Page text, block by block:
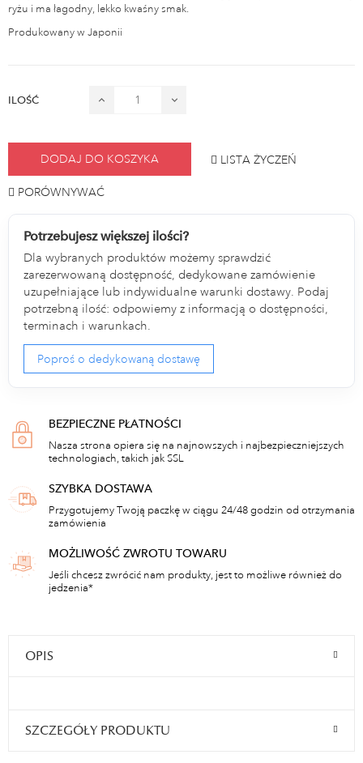
ryżu i ma łagodny, lekko kwaśny smak.
Produkowany w Japonii
ILOŚĆ
DODAJ DO KOSZYKA LISTA ŻYCZEŃ
PORÓWNYWAĆ
Potrzebujesz większej ilości?
Dla wybranych produktów możemy sprawdzić
zarezerwowaną dostępność, dedykowane zamówienie
uzupełniające lub indywidualne warunki dostawy. Podaj
potrzebną ilość: odpowiemy z informacją o dostępności,
terminach i warunkach.
Poproś o dedykowaną dostawę
BEZPIECZNE PŁATNOŚCI
Nasza strona opiera się na najnowszych i najbezpieczniejszych
technologiach, takich jak SSL
SZYBKA DOSTAWA
Przygotujemy Twoją paczkę w ciągu 24/48 godzin od otrzymania
zamówienia
MOŻLIWOŚĆ ZWROTU TOWARU
Jeśli chcesz zwrócić nam produkty, jest to możliwe również do
jedzenia*
OPIS
SZCZEGÓŁY PRODUKTU